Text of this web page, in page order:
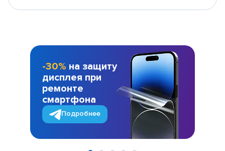
-30% на защиту
дисплея при
ремонте
смартфона
Подробнее